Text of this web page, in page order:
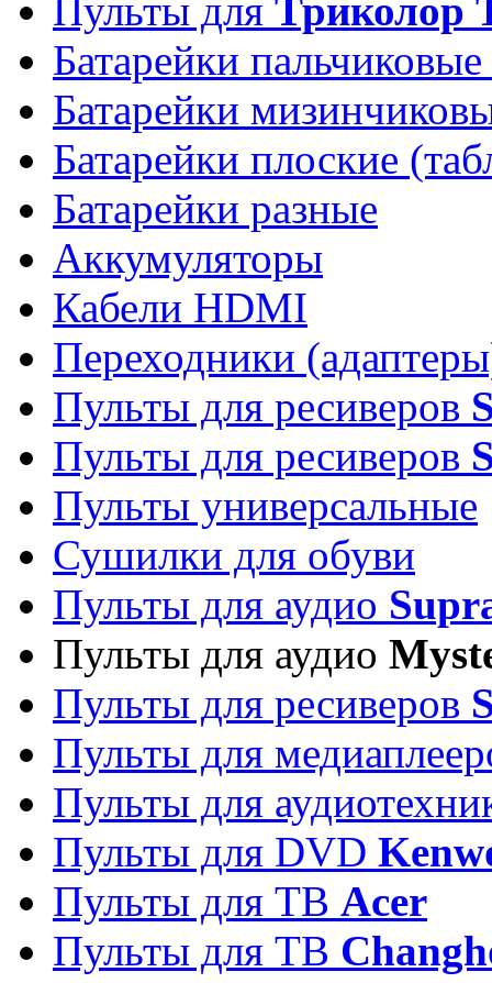
Пульты для Триколор
Батарейки
Батарейки
Батарейки плоские
Батарейки разные
Аккумуляторы
Кабели HDMI
Переходники
Пульты для ресиверов
Пульты для ресиверов
Пульты универсальные
Сушилки для обуви
Пульты для аудио
Пульты для аудио
Пульты для ресиверов
Пульты для
Пульты для
Пульты для DVD
Пульты для ТВ Acer
Пульты для ТВ